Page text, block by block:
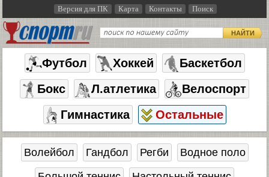
Версия для ПК Карта Контакты Поиск
НАЙТИ
Футбол Хоккей
Баскетбол
Бокс
Л.атлетика
Велоспорт
Гимнастика
Остальные
Волейбол Гандбол Регби
Водное поло